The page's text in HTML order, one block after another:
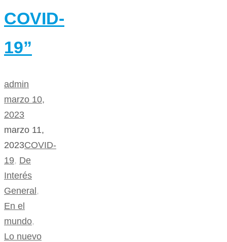
COVID-
19”
admin
marzo 10,
2023
marzo 11,
2023COVID-
19, De
Interés
General,
En el
mundo,
Lo nuevo